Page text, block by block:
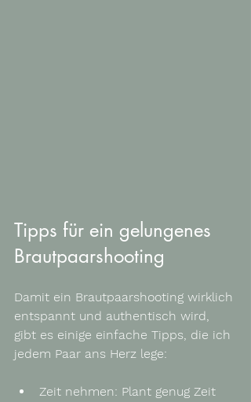
Tipps für ein gelungenes
Brautpaarshooting
Damit ein Brautpaarshooting wirklich
entspannt und authentisch wird,
gibt es einige einfache Tipps, die ich
jedem Paar ans Herz lege:
Zeit nehmen: Plant genug Zeit